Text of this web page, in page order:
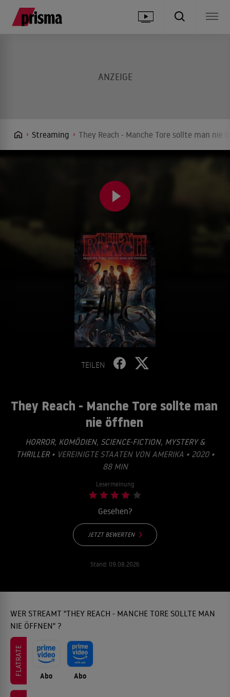
Streaming They Reach - Manche Tore sollte man
TEILEN
They Reach - Manche Tore sollte man
nie öffnen
HORROR, KOMÖDIEN, SCIENCE-FICTION, MYSTERY &
THRILLER• VEREINIGTE STAATEN VON AMERIKA • 2020 •
88 MIN
Lesermeinung
Gesehen?
JETZT BEWERTEN
Stand: 09.08.2026
WER STREAMT "THEY REACH - MANCHE TORE SOLLTE MAN
NIE ÖFFNEN" ?
FLATRATE Abo Abo